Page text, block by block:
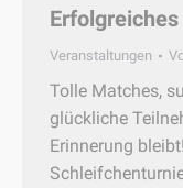
Veranstaltungen
Tolle Matches,
glückliche
Erinnerung